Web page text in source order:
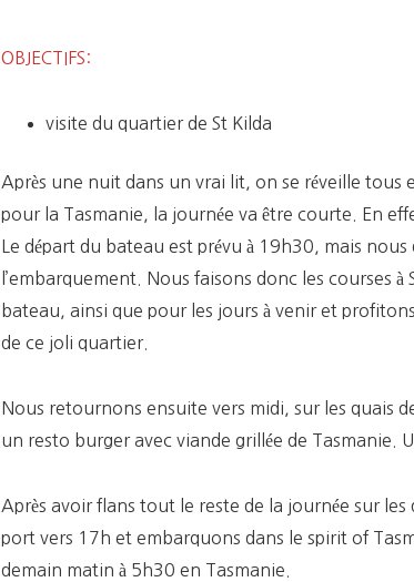
OBJECTIFS:
visite du quartier de St Kilda
Après une nuit dans un vrai lit, on se réveille tous
pour la Tasmanie, la journée va être courte. En
Le départ du bateau est prévu à 19h30, mais
l’embarquement. Nous faisons donc les courses à
bateau, ainsi que pour les jours à venir et
de ce joli quartier.
Nous retournons ensuite vers midi, sur les quais
un resto burger avec viande grillée de Tasmanie.
Après avoir flans tout le reste de la journée sur
port vers 17h et embarquons dans le spirit of
demain matin à 5h30 en Tasmanie.